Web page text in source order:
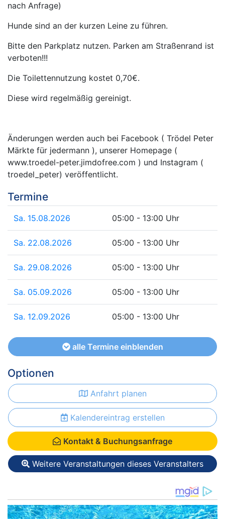
nach Anfrage)
Hunde sind an der kurzen Leine zu führen.
Bitte den Parkplatz nutzen. Parken am Straßenrand ist
verboten!!!
Die Toilettennutzung kostet 0,70€.
Diese wird regelmäßig gereinigt.
Änderungen werden auch bei Facebook ( Trödel Peter
Märkte für jedermann ), unserer Homepage (
www.troedel-peter.jimdofree.com ) und Instagram (
troedel_peter) veröffentlicht.
Termine
Sa. 15.08.2026 05:00 - 13:00 Uhr
Sa. 22.08.2026 05:00 - 13:00 Uhr
Sa. 29.08.2026 05:00 - 13:00 Uhr
Sa. 05.09.2026 05:00 - 13:00 Uhr
Sa. 12.09.2026 05:00 - 13:00 Uhr
alle Termine einblenden
Optionen
Anfahrt planen
Kalendereintrag erstellen
Kontakt & Buchungsanfrage
Weitere Veranstaltungen dieses Veranstalters